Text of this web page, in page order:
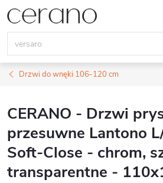
Przejść
do
treści
Drzwi do wnęki 106-120 cm
CERANO - Drzwi
przesuwne Lantono
Soft-Close - chrom,
transparentne -